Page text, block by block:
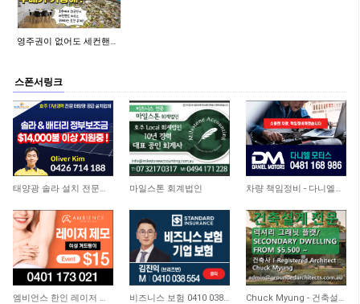
영주권이 없어도 세컨핸…
스폰서링크
11,331 4,450
마일스톤 회계법인 4,713
3,647 3,704 비즈니스 보험 0410 038 554 9,209